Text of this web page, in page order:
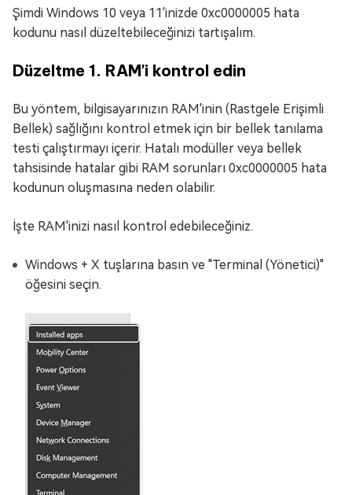
Şimdi Windows 10 veya 11'inizde 0xc0000005 hata
kodunu nasıl düzeltebileceğinizi tartışalım.
Düzeltme 1. RAM'i kontrol edin
Bu yöntem, bilgisayarınızın RAM'inin (Rastgele Erişimli
Bellek) sağlığını kontrol etmek için bir bellek tanılama
testi çalıştırmayı içerir. Hatalı modüller veya bellek
tahsisinde hatalar gibi RAM sorunları 0xc0000005 hata
kodunun oluşmasına neden olabilir.
İşte RAM'inizi nasıl kontrol edebileceğiniz.
Windows + X tuşlarına basın ve "Terminal (Yönetici)"
öğesini seçin.